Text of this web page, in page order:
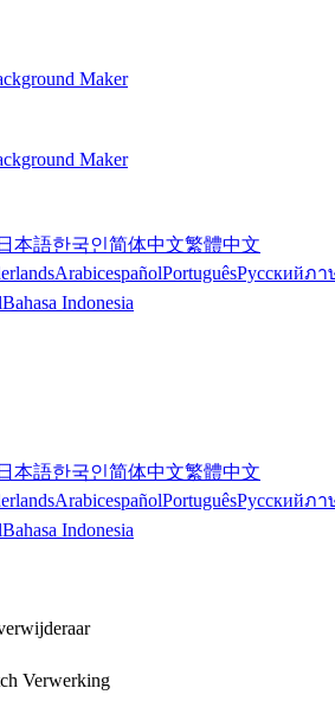
Maker
Maker
日本語한국인简体中文繁體中文
ArabicespañolPortuguêsРусскийภา
Bahasa Indonesia
日本語한국인简体中文繁體中文
ArabicespañolPortuguêsРусскийภา
Bahasa Indonesia
Verwerking